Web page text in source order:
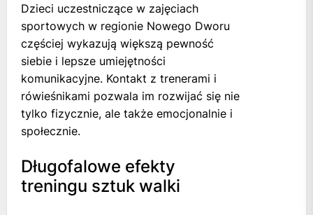
Dzieci uczestniczące w zajęciach
sportowych w regionie Nowego Dworu
częściej wykazują większą pewność
siebie i lepsze umiejętności
komunikacyjne. Kontakt z trenerami i
rówieśnikami pozwala im rozwijać się nie
tylko fizycznie, ale także emocjonalnie i
społecznie.
Długofalowe efekty
treningu sztuk walki